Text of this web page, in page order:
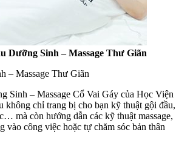
Dưỡng Sinh – Massage Thư Giãn
– Massage Thư Giãn
Sinh – Massage Cổ Vai Gáy của Học Viện
không chỉ trang bị cho bạn kỹ thuật gội đầu,
mà còn hướng dẫn các kỹ thuật massage,
công việc hoặc tự chăm sóc bản thân